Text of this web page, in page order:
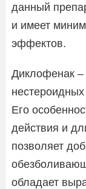
данный
и имеет
эффектов.
Диклофенак –
Его
действия и
позволяет
обладает